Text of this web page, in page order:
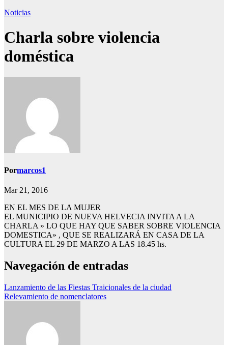
Noticias
Charla sobre violencia
doméstica
Pormarcos1
Mar 21, 2016
EN EL MES DE LA MUJER
EL MUNICIPIO DE NUEVA HELVECIA INVITA A LA
CHARLA » LO QUE HAY QUE SABER SOBRE VIOLENCIA
DOMESTICA» , QUE SE REALIZARÁ EN CASA DE LA
CULTURA EL 29 DE MARZO A LAS 18.45 hs.
Navegación de entradas
Lanzamiento de las Fiestas Traicionales de la ciudad
Relevamiento de nomenclatores